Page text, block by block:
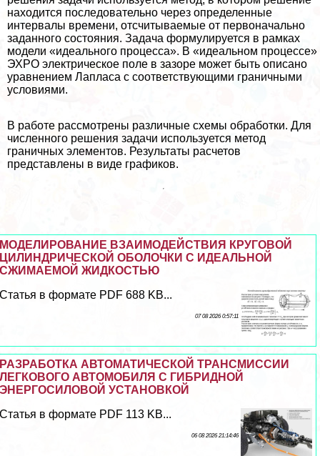
находится последовательно через определенные
интервалы времени, отсчитываемые от первоначально
заданного состояния. Задача формулируется в рамках
модели «идеального процесса». В «идеальном процессе»
ЭХРО электрическое поле в зазоре может быть описано
уравнением Лапласа с соответствующими граничными
условиями.
В работе рассмотрены различные схемы обработки. Для
численного решения задачи используется метод
граничных элементов. Результаты расчетов
представлены в виде графиков.
МОДЕЛИРОВАНИЕ ВЗАИМОДЕЙСТВИЯ КРУГОВОЙ
ЦИЛИНДРИЧЕСКОЙ ОБОЛОЧКИ С ИДЕАЛЬНОЙ
СЖИМАЕМОЙ ЖИДКОСТЬЮ
Статья в формате PDF 688 KB...
07 08 2026 0:57:11
РАЗРАБОТКА АВТОМАТИЧЕСКОЙ ТРАНСМИССИИ
ЛЕГКОВОГО АВТОМОБИЛЯ С ГИБРИДНОЙ
ЭНЕРГОСИЛОВОЙ УСТАНОВКОЙ
Статья в формате PDF 113 KB...
06 08 2026 21:14:46